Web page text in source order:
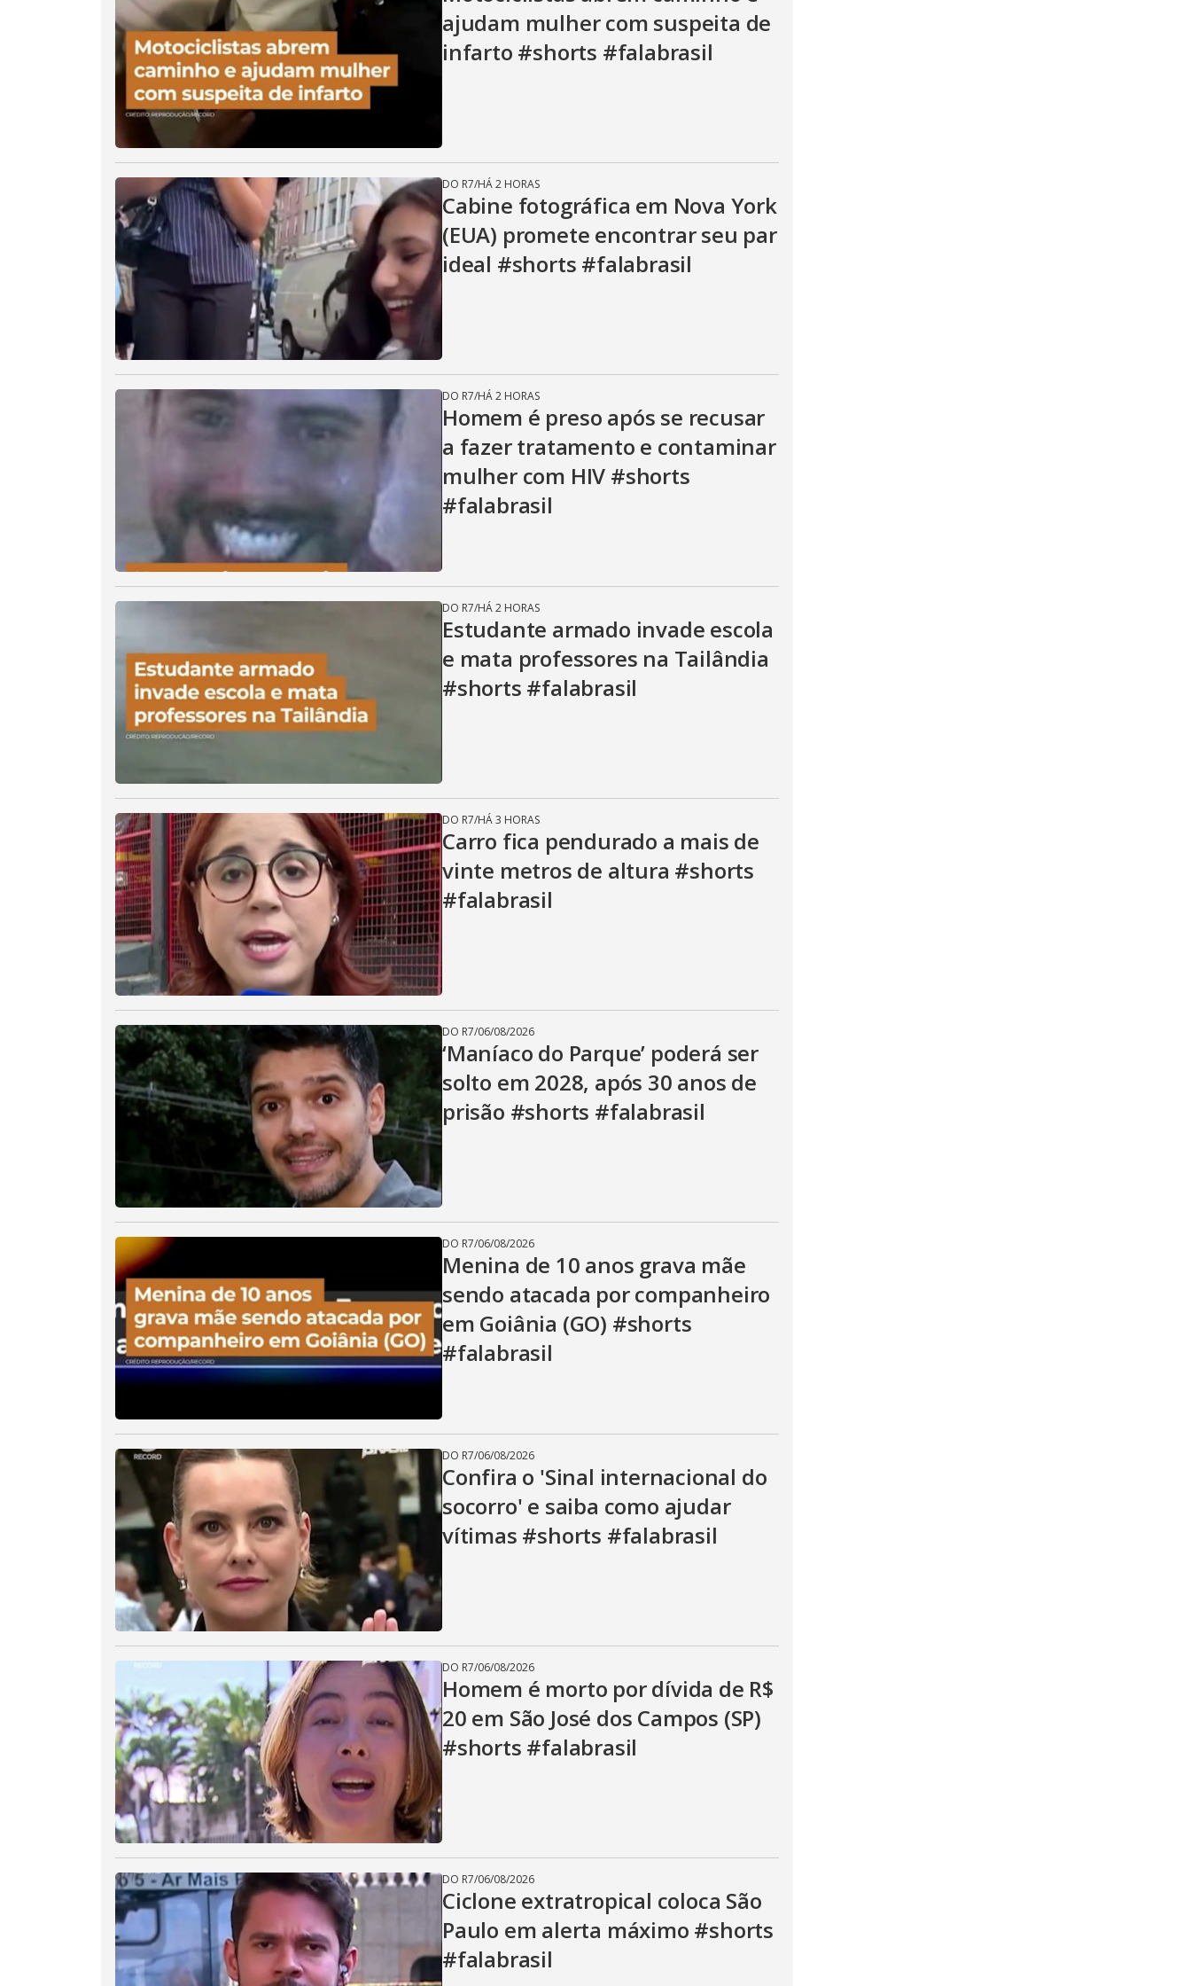
d
e
o
ajudam mulher com suspeita de
infarto #shorts #falabrasil
DO R7/HÁ 2 HORAS
Cabine fotográfica em Nova York
(EUA) promete encontrar seu par
ideal #shorts #falabrasil
DO R7/HÁ 2 HORAS
Homem é preso após se recusar
a fazer tratamento e contaminar
mulher com HIV #shorts
#falabrasil
DO R7/HÁ 2 HORAS
Estudante armado invade escola
e mata professores na Tailândia
#shorts #falabrasil
DO R7/HÁ 3 HORAS
Carro fica pendurado a mais de
vinte metros de altura #shorts
#falabrasil
DO R7/06/08/2026
‘Maníaco do Parque’ poderá ser
solto em 2028, após 30 anos de
prisão #shorts #falabrasil
DO R7/06/08/2026
Menina de 10 anos grava mãe
sendo atacada por companheiro
em Goiânia (GO) #shorts
#falabrasil
DO R7/06/08/2026
Confira o 'Sinal internacional do
socorro' e saiba como ajudar
vítimas #shorts #falabrasil
DO R7/06/08/2026
Homem é morto por dívida de R$
20 em São José dos Campos (SP)
#shorts #falabrasil
DO R7/06/08/2026
Ciclone extratropical coloca São
Paulo em alerta máximo #shorts
#falabrasil